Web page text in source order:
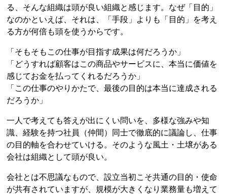
る、そんな組織は頭が良い組織と感じます。なぜ「目的」
なのかといえば、それは、「手段」よりも「目的」を考え
る方が何倍も頭を使うからです。
「そもそもこの仕事が目指す成果は何だろうか」
「どうすれば顧客はこの商品やサービスに、本当に価値を
感じてお金を払ってくれるだろうか」
「この仕事のやりかたで、最後の目的は本当に達成される
だろうか」
一人で考えても答えが出にくい問いを、多様な強みや知
識、経験を持つ社員（仲間）同士で徹底的に議論し、仕事
の目的軸を合わせていける。そのような風土・土壌がある
会社は組織として頭が良い。
会社とは不思議なもので、設立当初こそ共通の目的・使命
が共有されていますが、規模が大きくなり業務量も増えて